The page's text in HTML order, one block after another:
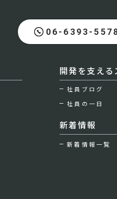
06-6393-
開発を支える
社員ブログ
社員の一日
新着情報
新着情報一覧